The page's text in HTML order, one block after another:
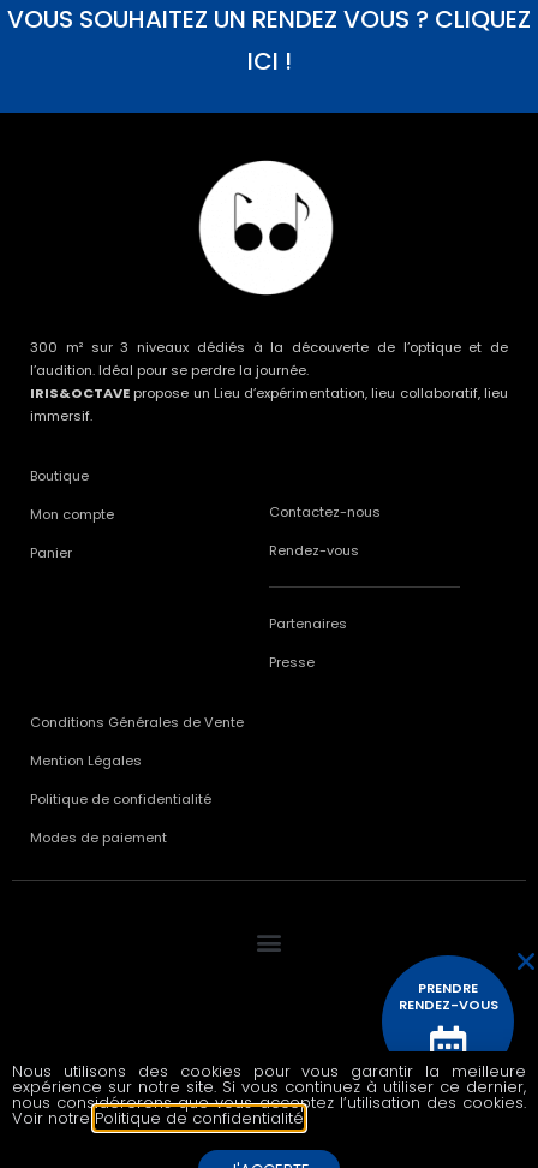
VOUS SOUHAITEZ UN RENDEZ VOUS ? CLIQUEZ
ICI !
300 m² sur 3 niveaux dédiés à la découverte de l’optique et de
l’audition. Idéal pour se perdre la journée.
IRIS&OCTAVE propose un Lieu d’expérimentation, lieu collaboratif, lieu
immersif.
Boutique
Mon compte
Panier
Contactez-nous
Rendez-vous
Partenaires
Presse
Conditions Générales de Vente
Mention Légales
Politique de confidentialité
Modes de paiement
© 2020 All rights reserved
PRENDRE
RENDEZ-VOUS
CONTACTEZ
Nous utilisons des cookies pour vous garantir la meilleure
expérience sur notre site. Si vous continuez à utiliser ce dernier,
nous considérerons que vous acceptez l’utilisation des cookies.
Voir notre Politique de confidentialité